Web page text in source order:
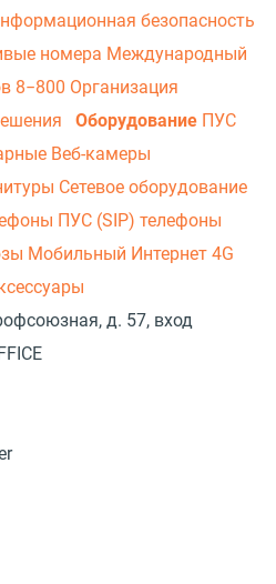
безопасность
номера Международный
8−800 Организация
Оборудование ПУС
Веб-камеры
Сетевое оборудование
ПУС (SIP) телефоны
Мобильный Интернет 4G
д. 57, вход